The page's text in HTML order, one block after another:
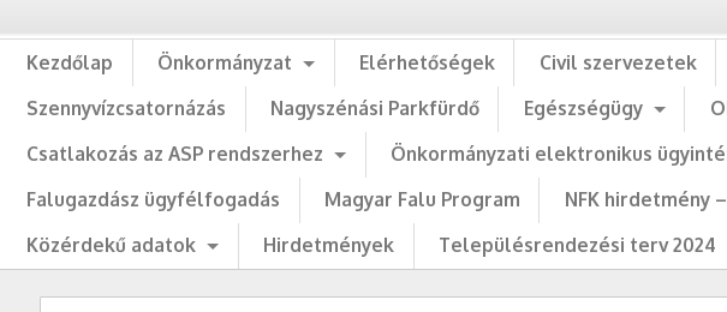
Kezdőlap Önkormányzat Elérhetőségek Civil szervezetek
Szennyvízcsatornázás
Nagyszénási Parkfürdő Egészségügy
Csatlakozás az ASP rendszerhez
Önkormányzati elektronikus
Falugazdász ügyfélfogadás
Magyar Falu Program NFK hirdetmény
Közérdekű adatok
Hirdetmények Településrendezési terv 2024